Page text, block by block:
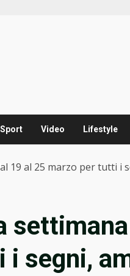
Sport Video Lifestyle
19 al 25 marzo per tutti i
segni,